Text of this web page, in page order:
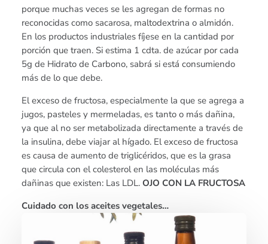
porque muchas veces se les agregan de formas no
reconocidas como sacarosa, maltodextrina o almidón.
En los productos industriales fíjese en la cantidad por
porción que traen. Si estima 1 cdta. de azúcar por cada
5g de Hidrato de Carbono, sabrá si está consumiendo
más de lo que debe.
El exceso de fructosa, especialmente la que se agrega a
jugos, pasteles y mermeladas, es tanto o más dañina,
ya que al no ser metabolizada directamente a través de
la insulina, debe viajar al hígado. El exceso de fructosa
es causa de aumento de triglicéridos, que es la grasa
que circula con el colesterol en las moléculas más
dañinas que existen: Las LDL.OJO CON LA FRUCTOSA
Cuidado con los aceites vegetales…